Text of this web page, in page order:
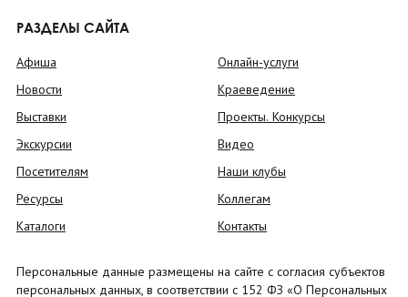
РАЗДЕЛЫ САЙТА
Афиша
Новости
Выставки
Экскурсии
Посетителям
Ресурсы
Каталоги
Онлайн-услуги
Краеведение
Проекты. Конкурсы
Видео
Наши клубы
Коллегам
Контакты
Персональные данные размещены на сайте с согласия субъектов
персональных данных, в соответствии с 152 ФЗ «О Персональных